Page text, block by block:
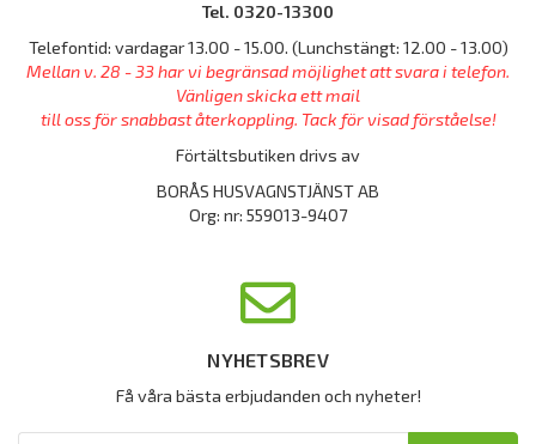
Tel. 0320-13300
Telefontid: vardagar 13.00 - 15.00. (Lunchstängt: 12.00 - 13.00)
Mellan v. 28 - 33 har vi begränsad möjlighet att svara i telefon.
Vänligen skicka ett mail
till oss för snabbast återkoppling. Tack för visad förståelse!
Förtältsbutiken drivs av
BORÅS HUSVAGNSTJÄNST AB
Org: nr: 559013-9407
NYHETSBREV
Få våra bästa erbjudanden och nyheter!